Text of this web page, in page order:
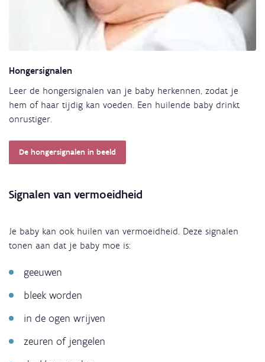
Hongersignalen
Leer de hongersignalen van je baby herkennen, zodat je
hem of haar tijdig kan voeden. Een huilende baby drinkt
onrustiger.
De hongersignalen in beeld
Signalen van vermoeidheid
Je baby kan ook huilen van vermoeidheid. Deze signalen
tonen aan dat je baby moe is:
geeuwen
bleek worden
in de ogen wrijven
zeuren of jengelen